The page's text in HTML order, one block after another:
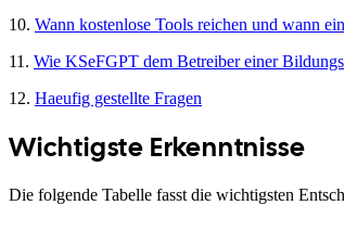
10. Wann kostenlose Tools reichen und wann
11. Wie KSeFGPT dem Betreiber einer
12. Haeufig gestellte Fragen
Wichtigste Erkenntnisse
Die folgende Tabelle fasst die wichtigsten